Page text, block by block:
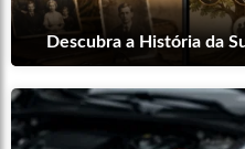
Descubra a História da